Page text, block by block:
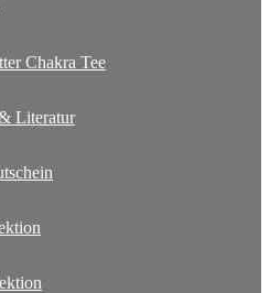
Chakra Tee
Literatur